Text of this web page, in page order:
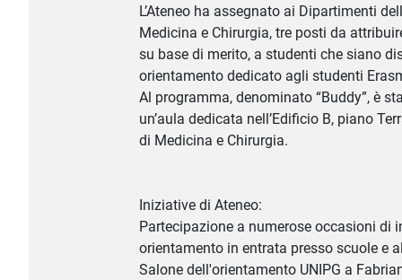
L’Ateneo ha assegnato ai Dipartimenti
Medicina e Chirurgia, tre posti da
su base di merito, a studenti che siano
orientamento dedicato agli studenti
Al programma, denominato “Buddy”, è
un’aula dedicata nell’Edificio B, piano
di Medicina e Chirurgia.
Iniziative di Ateneo:
Partecipazione a numerose occasioni di
orientamento in entrata presso scuole e
Salone dell'orientamento UNIPG a